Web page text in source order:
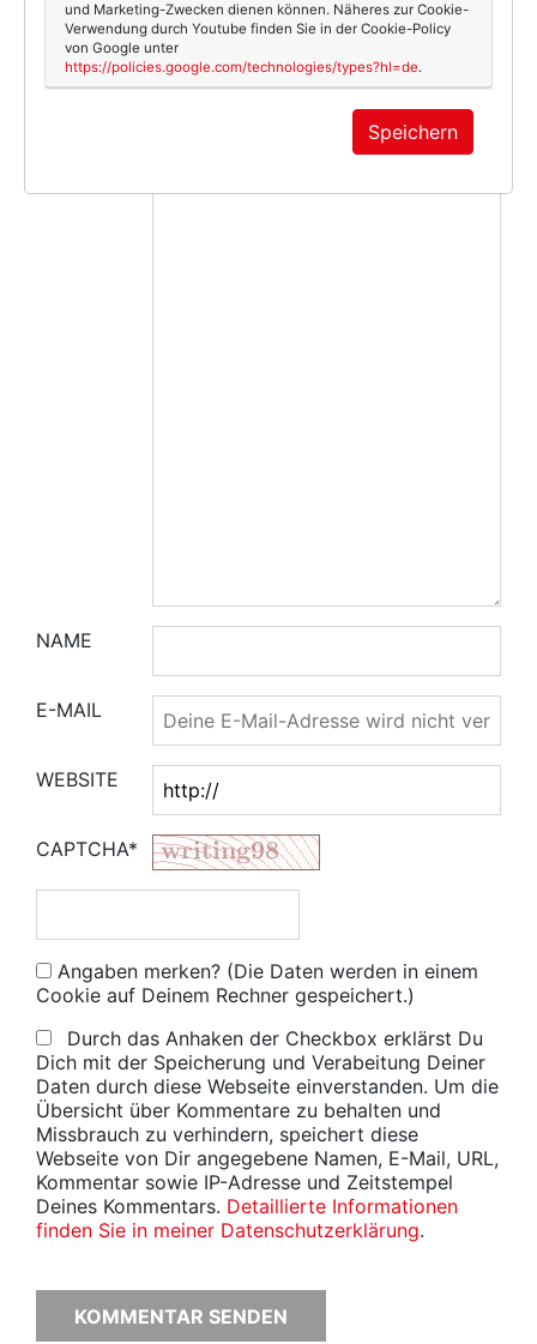
arbutin,ernährungs-apps,gesundheit,schlafen
NAME
E-MAIL
WEBSITE
CAPTCHA*
Angaben merken? (Die Daten werden in einem
Cookie auf Deinem Rechner gespeichert.)
Durch das Anhaken der Checkbox erklärst Du
Dich mit der Speicherung und Verabeitung Deiner
Daten durch diese Webseite einverstanden. Um die
Übersicht über Kommentare zu behalten und
Missbrauch zu verhindern, speichert diese
Webseite von Dir angegebene Namen, E-Mail, URL,
Kommentar sowie IP-Adresse und Zeitstempel
Deines Kommentars. Detaillierte Informationen
finden Sie in meiner Datenschutzerklärung.
und Marketing-Zwecken dienen können. Näheres zur Cookie-
Verwendung durch Youtube finden Sie in der Cookie-Policy
von Google unter
https://policies.google.com/technologies/types?hl=de.
Speichern